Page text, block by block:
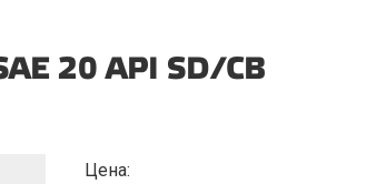
20 API SD/CB
Цена: